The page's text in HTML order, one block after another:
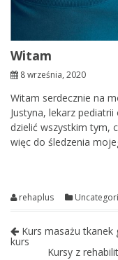
Witam
8 września, 2020
Witam serdecznie na
Justyna, lekarz
dzielić wszystkim tym,
więc do śledzenia
rehaplus
Kurs masażu tkanek
kurs
Kursy z